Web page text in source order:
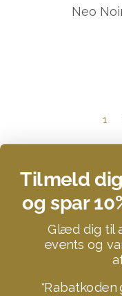
Neo
1
Tilmeld
og spar
Glæd dig til
events og